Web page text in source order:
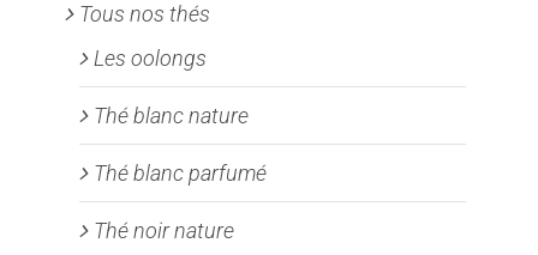
Tous nos thés
Les oolongs
Thé blanc nature
Thé blanc parfumé
Thé noir nature